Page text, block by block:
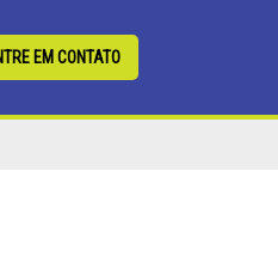
EM CONTATO